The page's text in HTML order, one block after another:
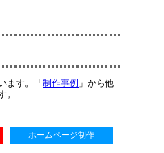
ます。「 制作事例 」から他
。
ホームページ制作